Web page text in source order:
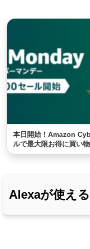
本日開始！Amazon
ルで最大限お得に買い
Alexaが使え